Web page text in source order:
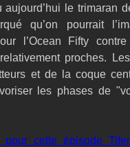
aujourd’hui le trimaran
qu’on pourrait
l’Ocean Fifty
proches.
et de la coque
les phases de
pour cette épisode